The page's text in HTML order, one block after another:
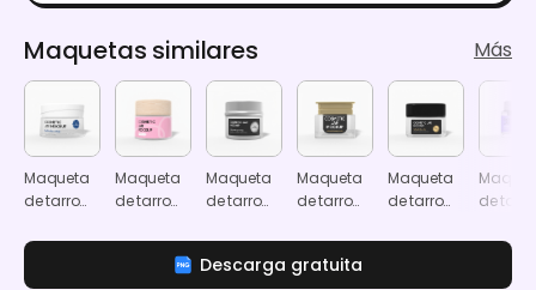
Maquetas similares Más
Maqueta
de tarro
Maqueta
de tarro
Maqueta
de tarro
Maqueta
de tarro
cuadrado
Maqueta
de tarro
cuadrado
de tarro
Descarga gratuita